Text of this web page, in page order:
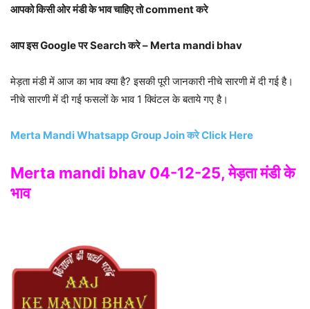
आपको किसी ओर मंडी के भाव चाहिए तो comment करे
आप इस Google पर Search करे – Merta mandi bhav
मेड़ता मंडी में आज का भाव क्या है? इसकी पूरी जानकारी नीचे सारणी में दी गई है।
नीचे सारणी में दी गई फसलों के भाव 1 क्विंटल के बताये गए है।
Merta Mandi Whatsapp Group Join करे Click Here
Merta mandi bhav 04-12-25, मेड़ता मंडी के
भाव